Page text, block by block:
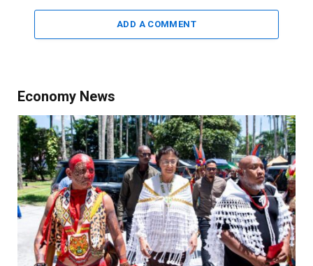
ADD A COMMENT
Economy News